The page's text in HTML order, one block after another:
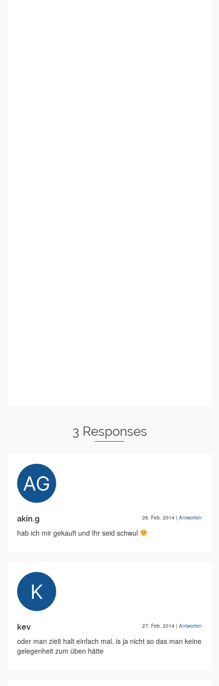
3 Responses
akin.g 26. Feb. 2014 | Antworten
hab ich mir gekauft und Ihr seid schwul
kev 27. Feb. 2014 | Antworten
oder man zielt halt einfach mal. is ja nicht so das man keine
gelegenheit zum üben hätte